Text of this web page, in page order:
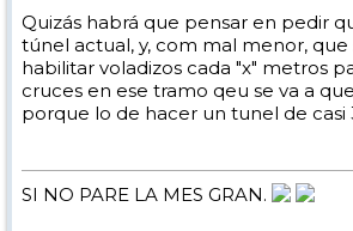
Quizás habrá que pensar en pedir
túnel actual, y, com mal menor, que
habilitar voladizos cada "x" metros
cruces en ese tramo qeu se va a
porque lo de hacer un tunel de casi
SI NO PARE LA MES GRAN.